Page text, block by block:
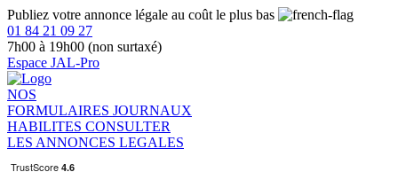
Publiez votre annonce légale au coût le plus bas
01 84 21 09 27
7h00 à 19h00 (non surtaxé)
Espace JAL-Pro
NOS
FORMULAIRES JOURNAUX
HABILITES CONSULTER
LES ANNONCES LEGALES